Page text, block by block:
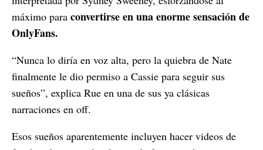
máximo para convertirse en una enorme sensación de
OnlyFans.
“Nunca lo diría en voz alta, pero la quiebra de Nate
finalmente le dio permiso a Cassie para seguir sus
sueños”, explica Rue en una de sus ya clásicas
narraciones en off.
Esos sueños aparentemente incluyen hacer videos de